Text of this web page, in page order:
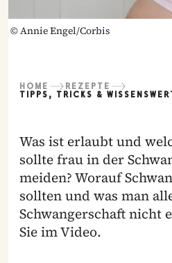
©Annie Engel/Corbis
HOME
REZEPTE
TIPPS, TRICKS &
Was ist erlaubt und
sollte frau in der
meiden? Worauf
sollten und was man
Schwangerschaft nicht
Sie im Video.